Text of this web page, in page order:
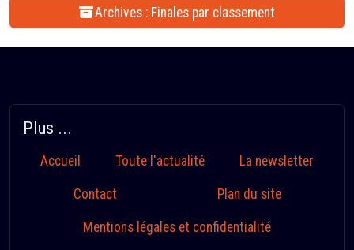
Archives : Finales par classement
Plus ...
Accueil Toute l'actualité La newsletter
Contact Plan du site
Mentions légales et confidentialité